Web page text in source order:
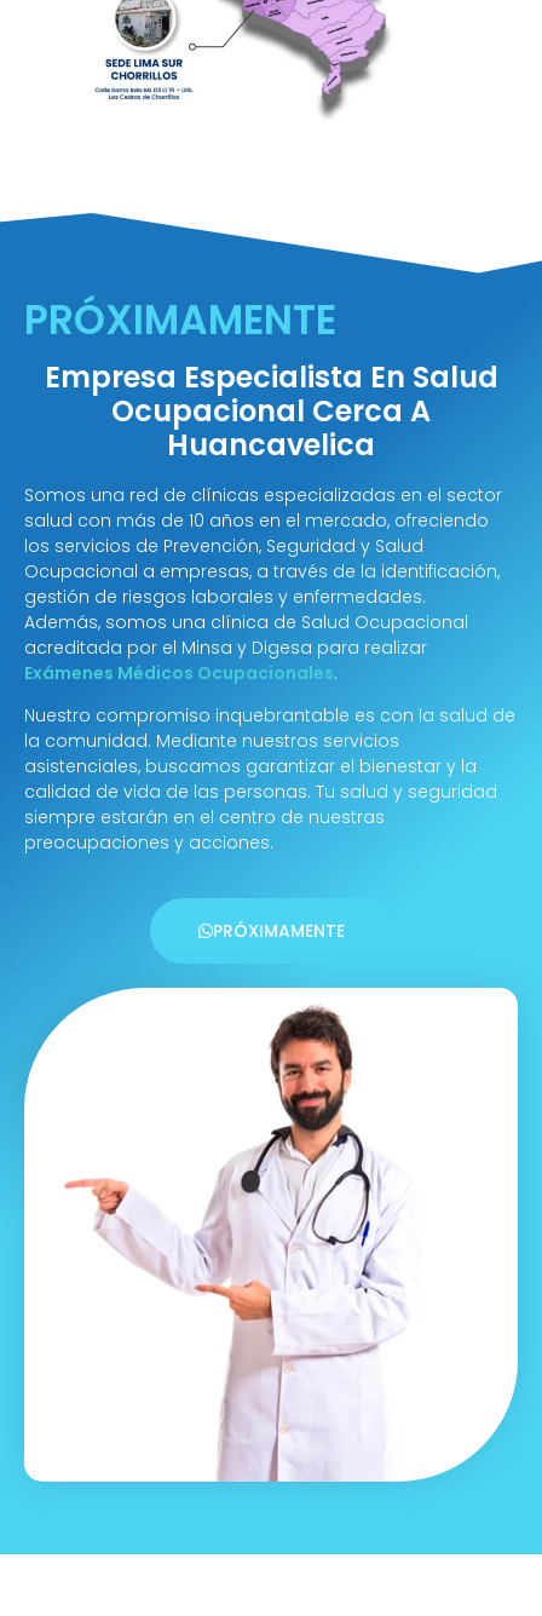
PRÓXIMAMENTE
Empresa Especialista En Salud
Ocupacional Cerca A
Huancavelica
Somos una red de clínicas especializadas en el sector
salud con más de 10 años en el mercado, ofreciendo
los servicios de Prevención, Seguridad y Salud
Ocupacional a empresas, a través de la identificación,
gestión de riesgos laborales y enfermedades.
Además, somos una clínica de Salud Ocupacional
acreditada por el Minsa y Digesa para realizar
Exámenes Médicos Ocupacionales.
Nuestro compromiso inquebrantable es con la salud de
la comunidad. Mediante nuestros servicios
asistenciales, buscamos garantizar el bienestar y la
calidad de vida de las personas. Tu salud y seguridad
siempre estarán en el centro de nuestras
preocupaciones y acciones.
PRÓXIMAMENTE